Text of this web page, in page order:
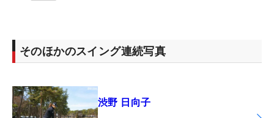
そのほかのスイング連続写真
渋野 日向子